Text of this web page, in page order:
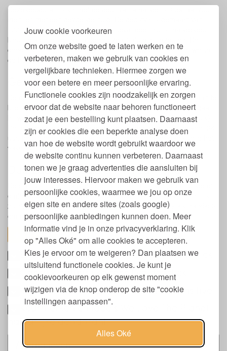
Jouw cookie voorkeuren
Om onze website goed te laten werken en te
verbeteren, maken we gebruik van cookies en
vergelijkbare technieken. Hiermee zorgen we
voor een betere en meer persoonlijke ervaring.
Functionele cookies zijn noodzakelijk en zorgen
ervoor dat de website naar behoren functioneert
zodat je een bestelling kunt plaatsen. Daarnaast
zijn er cookies die een beperkte analyse doen
van hoe de website wordt gebruikt waardoor we
de website continu kunnen verbeteren. Daarnaast
tonen we je graag advertenties die aansluiten bij
jouw interesses. Hiervoor maken we gebruik van
persoonlijke cookies, waarmee we jou op onze
eigen site en andere sites (zoals google)
persoonlijke aanbiedingen kunnen doen. Meer
informatie vind je in onze privacyverklaring. Klik
op "Alles Oké" om alle cookies te accepteren.
Kies je ervoor om te weigeren? Dan plaatsen we
uitsluitend functionele cookies. Je kunt je
cookievoorkeuren op elk gewenst moment
wijzigen via de knop onderop de site "cookie
instellingen aanpassen".
Alles Oké
Deze deodorant stick met de geur van amandel is speciaal voor
100% natuurlijke ingrediënten en bevat geen kunstmatige geur-,
kleur- of conserveringsmiddelen zoals aluminiumzouten. De
deodorant is op basis van kokosolie, bijenwas en olijfolie, welke
de huid hydrateren en voeden.
Geconcentreerde deo stick akmond
De deodorant stick verstopt de poriën niet en is eenvoudig aan te
brengen. Doordat deze deodorant zeer geconcentreerd is, gaat
hij wel twee tot drie maanden mee (afhankelijk van het gebruik).
Per dag één maal smeren geeft voldoende bescherming voor 24
uur, heb je een actieve dag of transpireer je meer dan kun je het
vaker gebruiken.
Duurzaam verpakt en milieuvriendelijk
De stick zit in een recyclebare kartonnen huls die je van onderen
omhoog duwt. Een bewuste keuze voor mens en planeet. Hij is
zuinig in gebruik en klein van formaat waardoor de stick handig is
om mee te nemen in je tas of op reis.
toon alles
Eigenschappen natuurlijke deodorant stick
Gebruik natuurlijke sensitive deostick
Ingrediënten natuurlijke deo stick Sensitive
Keurmerken en labels We Love The Planet
natuurlijke deodorant
Alternatieven